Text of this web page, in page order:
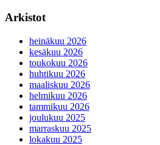
Arkistot
heinäkuu 2026
kesäkuu 2026
toukokuu 2026
huhtikuu 2026
maaliskuu 2026
helmikuu 2026
tammikuu 2026
joulukuu 2025
marraskuu 2025
lokakuu 2025